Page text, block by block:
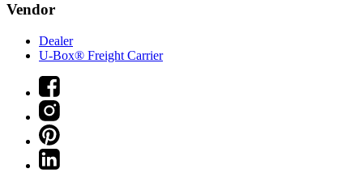
Vendor
Dealer
U-Box® Freight Carrier